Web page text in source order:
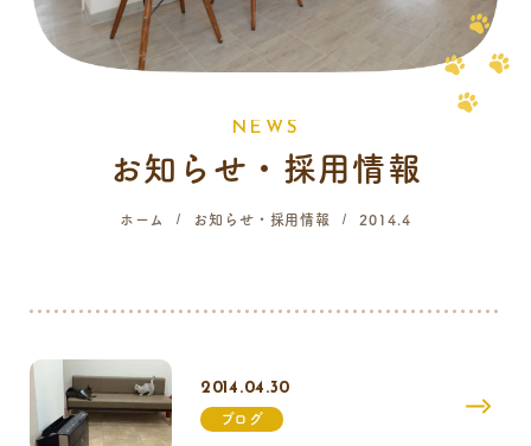
よくある質問
058-214-4071
16:00 - 19:00
…火曜日終日・日曜日午前はご予約のみの診療となります。
N E W S
お知らせ・採用情報
ホーム お知らせ・採用情報 2014.4
2014.04.30
ブログ